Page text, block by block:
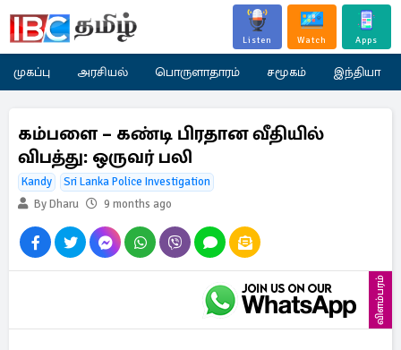
Listen Watch Apps
முகப்பு அரசியல் பொருளாதாரம் சமூகம் இந்தியா
கம்பளை – கண்டி பிரதான வீதியில்
விபத்து: ஒருவர் பலி
Kandy
Sri Lanka Police Investigation
By Dharu
9 months ago
விளம்பரம்